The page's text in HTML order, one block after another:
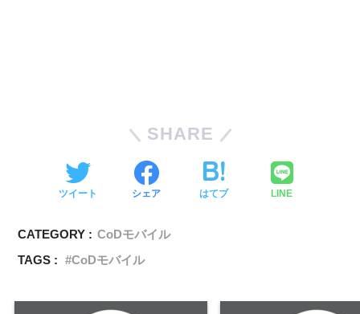
SHARE
ツイート シェア はてブ LINE
CATEGORY : CoDモバイル
TAGS :
CoDモバイル